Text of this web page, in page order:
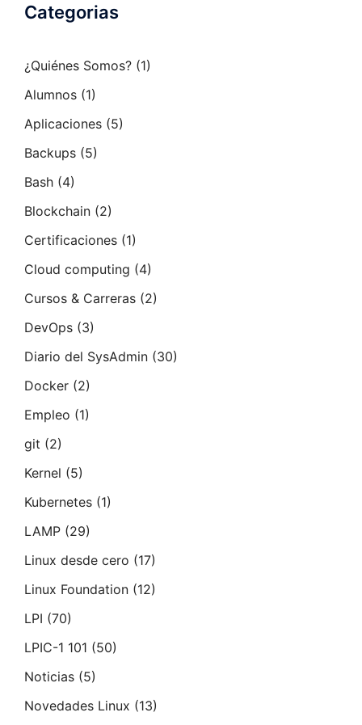
Categorias
¿Quiénes Somos? (1)
Alumnos (1)
Aplicaciones (5)
Backups (5)
Bash (4)
Blockchain (2)
Certificaciones (1)
Cloud computing (4)
Cursos & Carreras (2)
DevOps (3)
Diario del SysAdmin (30)
Docker (2)
Empleo (1)
git (2)
Kernel (5)
Kubernetes (1)
LAMP (29)
Linux desde cero (17)
Linux Foundation (12)
LPI (70)
LPIC-1 101 (50)
Noticias (5)
Novedades Linux (13)